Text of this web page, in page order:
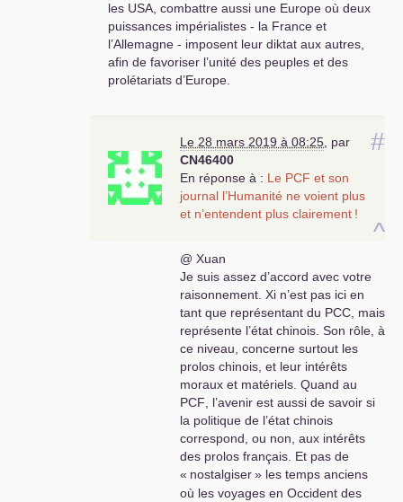
les USA , combattre aussi une Europe où deux
puissances impérialistes - la France et
l’Allemagne - imposent leur diktat aux autres,
afin de favoriser l’unité des peuples et des
prolétariats d’Europe.
socialiste.
#
^
Le 28 mars 2019 à 08:25, par
CN46400
En réponse à : Le PCF et son
journal l’Humanité ne voient plus
et n’entendent plus clairement !
@ Xuan
Je suis assez d’accord avec votre
raisonnement. Xi n’est pas ici en
tant que représentant du PCC, mais
représente l’état chinois. Son rôle, à
ce niveau, concerne surtout les
prolos chinois, et leur intérêts
moraux et matériels. Quand au
PCF, l’avenir est aussi de savoir si
la politique de l’état chinois
correspond, ou non, aux intérêts
des prolos français. Et pas de
« nostalgiser» les temps anciens
où les voyages en Occident des